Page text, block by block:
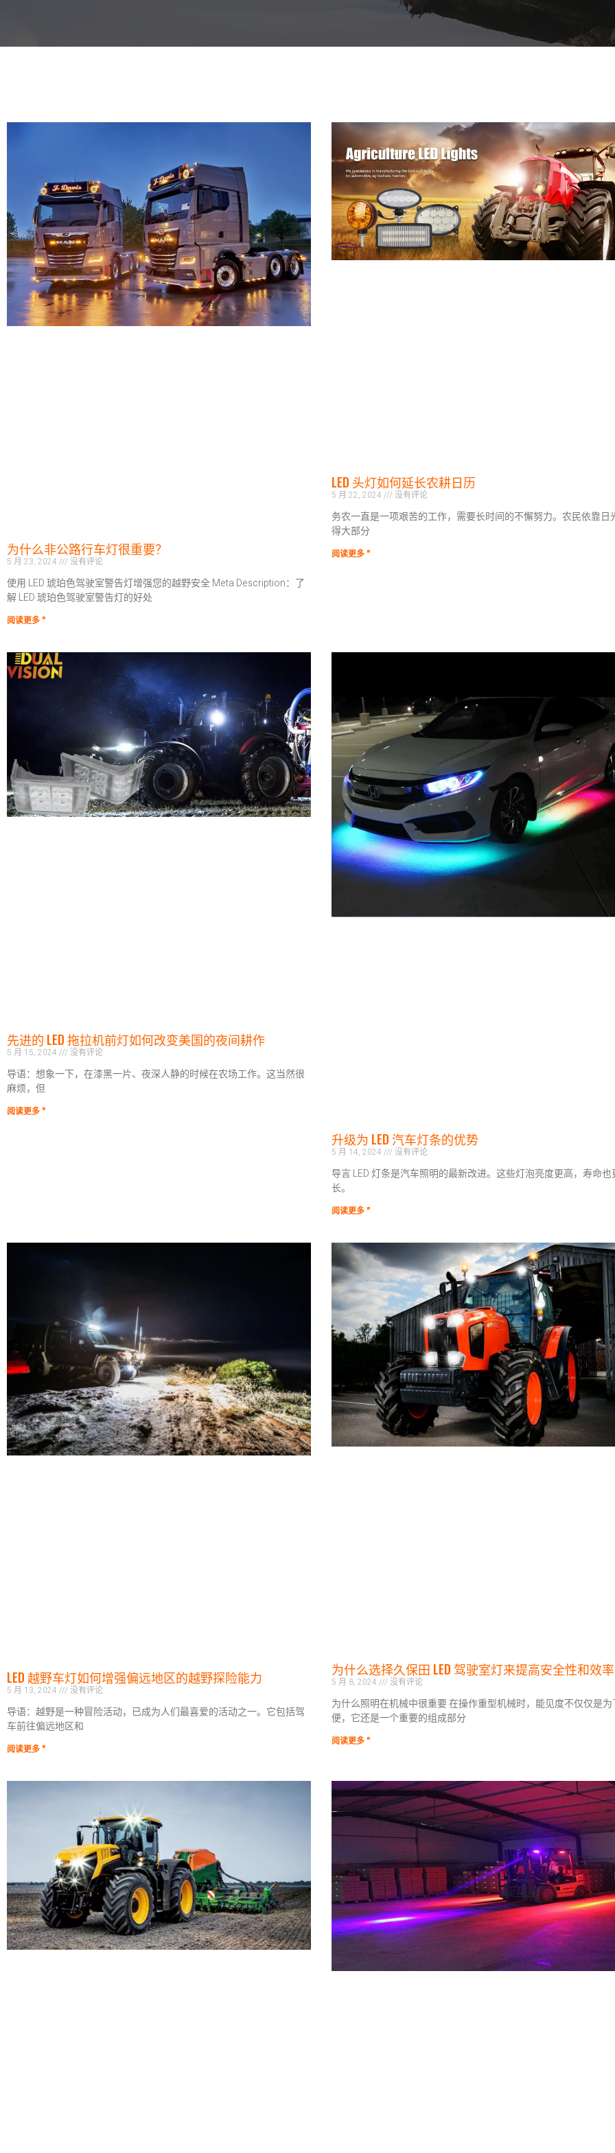
为什么非公路行车灯很重要？
5 月 23, 2024 没有评论
使用 LED 琥珀色驾驶室警告灯增强您的越野安全 Meta Description：了
解 LED 琥珀色驾驶室警告灯的好处
阅读更多 "
LED 头灯如何延长农耕日历
5 月 22, 2024 没有评论
务农一直是一项艰苦的工作，需要长时间的不懈努力。农民依靠日
得大部分
阅读更多 "
先进的 LED 拖拉机前灯如何改变美国的夜间耕作
5 月 15, 2024 没有评论
导语：想象一下，在漆黑一片、夜深人静的时候在农场工作。这当然很
麻烦，但
阅读更多 "
升级为 LED 汽车灯条的优势
5 月 14, 2024 没有评论
导言 LED 灯条是汽车照明的最新改进。这些灯泡亮度更高，寿命也
长。
阅读更多 "
LED 越野车灯如何增强偏远地区的越野探险能力
5 月 13, 2024 没有评论
导语：越野是一种冒险活动，已成为人们最喜爱的活动之一。它包括驾
车前往偏远地区和
阅读更多 "
为什么选择久保田 LED 驾驶室灯来提高安全性和效
5 月 8, 2024 没有评论
为什么照明在机械中很重要 在操作重型机械时，能见度不仅仅是
便，它还是一个重要的组成部分
阅读更多 "